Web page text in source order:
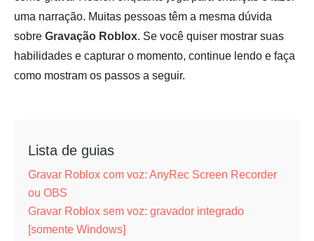
uma narração. Muitas pessoas têm a mesma dúvida
sobre Gravação Roblox. Se você quiser mostrar suas
habilidades e capturar o momento, continue lendo e faça
como mostram os passos a seguir.
Lista de guias
Gravar Roblox com voz: AnyRec Screen Recorder
ou OBS
Gravar Roblox sem voz: gravador integrado
[somente Windows]